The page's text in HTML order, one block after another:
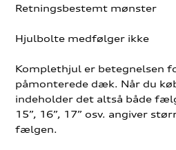
Retningsbestemt mønster
Hjulbolte medfølger ikke
Komplethjul er betegnelsen
påmonterede dæk. Når du
indeholder det altså både
15”, 16”, 17” osv. angiver
fælgen.